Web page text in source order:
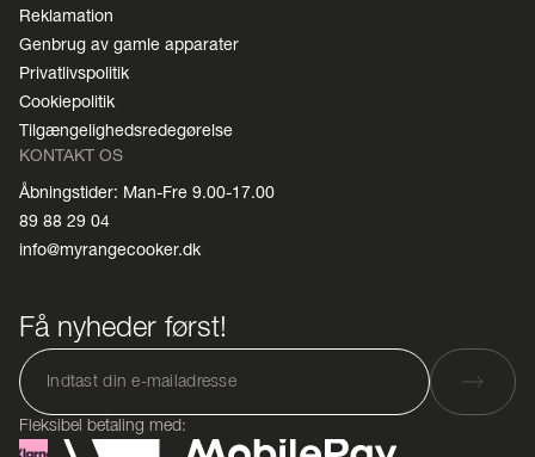
Reklamation
Genbrug av gamle apparater
Privatlivspolitik
Cookiepolitik
Tilgængelighedsredegørelse
KONTAKT OS
Åbningstider: Man-Fre 9.00-17.00
89 88 29 04
info@myrangecooker.dk
Få nyheder først!
Fleksibel betaling med: